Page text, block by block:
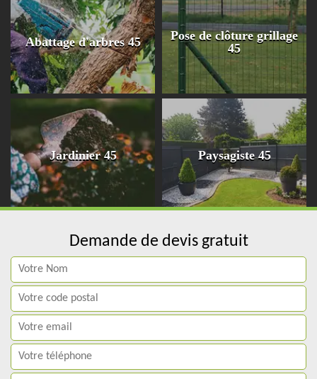
Abattage d'arbres 45
Pose de clôture grillage
45
Jardinier 45 Paysagiste 45
Demande de devis gratuit